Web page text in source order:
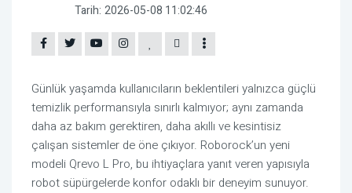
Tarih: 2026-05-08 11:02:46
Günlük yaşamda kullanıcıların beklentileri yalnızca güçlü
temizlik performansıyla sınırlı kalmıyor; aynı zamanda
daha az bakım gerektiren, daha akıllı ve kesintisiz
çalışan sistemler de öne çıkıyor. Roborock’un yeni
modeli Qrevo L Pro, bu ihtiyaçlara yanıt veren yapısıyla
robot süpürgelerde konfor odaklı bir deneyim sunuyor.